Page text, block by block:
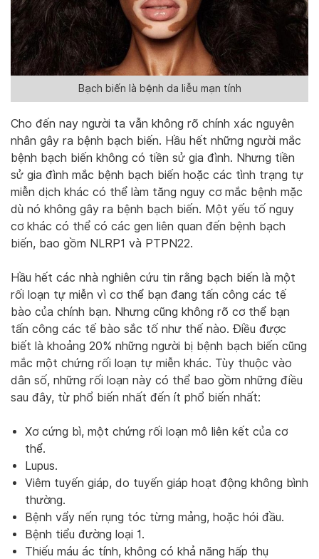
Bạch biến là bệnh da liễu mạn tính
Cho đến nay người ta vẫn không rõ chính xác nguyên
nhân gây ra bệnh bạch biến. Hầu hết những người mắc
bệnh bạch biến không có tiền sử gia đình. Nhưng tiền
sử gia đình mắc bệnh bạch biến hoặc các tình trạng tự
miễn dịch khác có thể làm tăng nguy cơ mắc bệnh mặc
dù nó không gây ra bệnh bạch biến. Một yếu tố nguy
cơ khác có thể có các gen liên quan đến bệnh bạch
biến, bao gồm NLRP1 và PTPN22.
Hầu hết các nhà nghiên cứu tin rằng bạch biến là một
rối loạn tự miễn vì cơ thể bạn đang tấn công các tế
bào của chính bạn. Nhưng cũng không rõ cơ thể bạn
tấn công các tế bào sắc tố như thế nào. Điều được
biết là khoảng 20% ​​những người bị bệnh bạch biến cũng
mắc một chứng rối loạn tự miễn khác. Tùy thuộc vào
dân số, những rối loạn này có thể bao gồm những điều
sau đây, từ phổ biến nhất đến ít phổ biến nhất:
Xơ cứng bì, một chứng rối loạn mô liên kết của cơ
thể.
Lupus.
Viêm tuyến giáp, do tuyến giáp hoạt động không bình
thường.
Bệnh vẩy nến rụng tóc từng mảng, hoặc hói đầu.
Bệnh tiểu đường loại 1.
Thiếu máu ác tính, không có khả năng hấp thụ